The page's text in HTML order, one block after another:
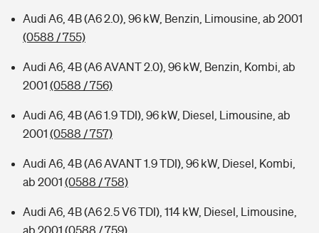
Audi A6, 4B (A6 2.0), 96 kW, Benzin, Limousine, ab 2001
(0588 / 755)
Audi A6, 4B (A6 AVANT 2.0), 96 kW, Benzin, Kombi, ab
2001 (0588 / 756)
Audi A6, 4B (A6 1.9 TDI), 96 kW, Diesel, Limousine, ab
2001 (0588 / 757)
Audi A6, 4B (A6 AVANT 1.9 TDI), 96 kW, Diesel, Kombi,
ab 2001 (0588 / 758)
Audi A6, 4B (A6 2.5 V6 TDI), 114 kW, Diesel, Limousine,
ab 2001 (0588 / 759)